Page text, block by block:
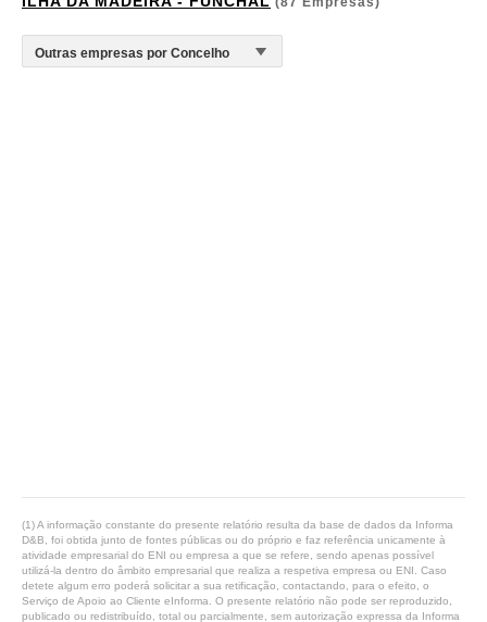
(1) A informação constante do presente relatório resulta da base de dados da Informa
D&B, foi obtida junto de fontes públicas ou do próprio e faz referência unicamente à
atividade empresarial do ENI ou empresa a que se refere, sendo apenas possível
utilizá-la dentro do âmbito empresarial que realiza a respetiva empresa ou ENI. Caso
detete algum erro poderá solicitar a sua retificação, contactando, para o efeito, o
Serviço de Apoio ao Cliente eInforma. O presente relatório não pode ser reproduzido,
publicado ou redistribuído, total ou parcialmente, sem autorização expressa da Informa